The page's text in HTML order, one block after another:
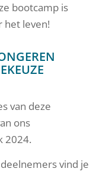
bootcamp is
het leven!
van deze
ons
2024.
vind je